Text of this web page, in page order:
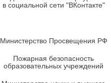
в социальной сети "ВКонтакте"
Министерство Просвещения РФ
Пожарная безопасность
образовательных учреждений